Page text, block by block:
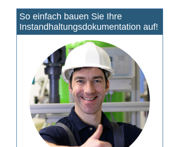
So einfach bauen Sie Ihre
Instandhaltungsdokumentation auf!